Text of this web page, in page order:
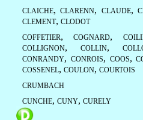
CLAICHE,CLARENN, CLAUDE,
CLEMENT, CLODOT
COFFETIER,COGNARD,
COLLIGNON, COLLIN,
CONRANDY, CONROIS, COOS,
COSSENEL, COULON, COURTOIS
CRUMBACH
CUNCHE, CUNY, CURELY